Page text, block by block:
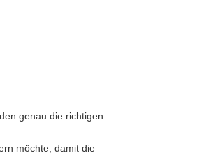
genau die richtigen
möchte, damit die